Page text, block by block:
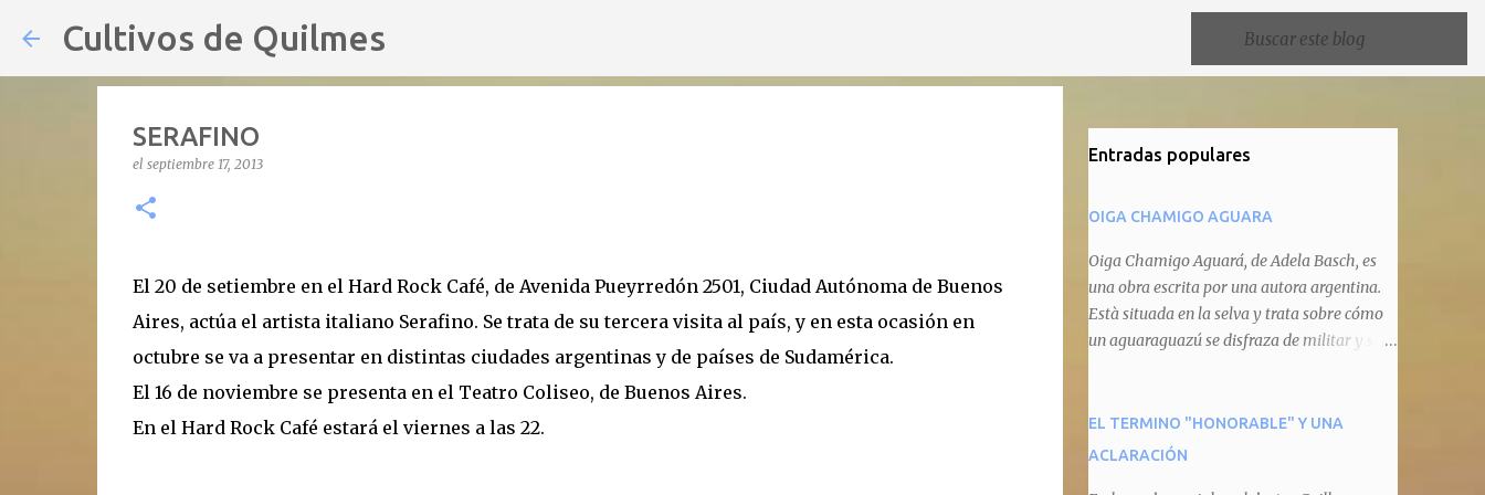
Cultivos de Quilmes
SERAFINO
el septiembre 17, 2013
El 20 de setiembre en el Hard Rock Café, de Avenida Pueyrredón 2501, Ciudad Autónoma de Buenos
Aires, actúa el artista italiano Serafino. Se trata de su tercera visita al país, y en esta ocasión en
octubre se va a presentar en distintas ciudades argentinas y de países de Sudamérica.
El 16 de noviembre se presenta en el Teatro Coliseo, de Buenos Aires.
En el Hard Rock Café estará el viernes a las 22.
Entradas populares
OIGA CHAMIGO AGUARA
Oiga Chamigo Aguará, de Adela Basch, es
una obra escrita por una autora argentina.
Està situada en la selva y trata sobre cómo
un aguaraguazú se disfraza de militar y se
animal que pretenda circular por ahí. En
primera instancia aparece Teteu, el tero,
EL TERMINO "HONORABLE" Y UNA
ACLARACIÓN